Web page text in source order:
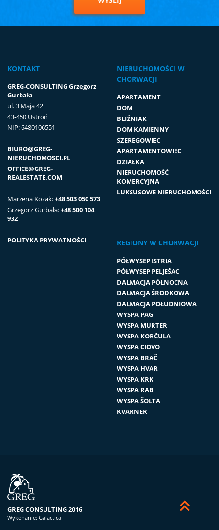
KONTAKT
GREG-CONSULTING Grzegorz
Gurbała
ul. 3 Maja 42
43-450 Ustroń
NIP: 6480106551
BIURO@GREG-
NIERUCHOMOSCI.PL
OFFICE@GREG-
REALESTATE.COM
Marzena Kozak:+48 503 050 573
Grzegorz Gurbała:+48 500 104
932
POLITYKA PRYWATNOŚCI
NIERUCHOMOŚCI W
CHORWACJI
APARTAMENT
DOM
BLIŹNIAK
DOM KAMIENNY
SZEREGOWIEC
APARTAMENTOWIEC
DZIAŁKA
NIERUCHOMOŚĆ
KOMERCYJNA
LUKSUSOWE NIERUCHOMOŚCI
REGIONY W CHORWACJI
PÓŁWYSEP ISTRIA
PÓŁWYSEP PELJEŠAC
DALMACJA PÓŁNOCNA
DALMACJA ŚRODKOWA
DALMACJA POŁUDNIOWA
WYSPA PAG
WYSPA MURTER
WYSPA KORČULA
WYSPA CIOVO
WYSPA BRAČ
WYSPA HVAR
WYSPA KRK
WYSPA RAB
WYSPA ŠOLTA
KVARNER
GREG CONSULTING 2016
Wykonanie: Galactica

